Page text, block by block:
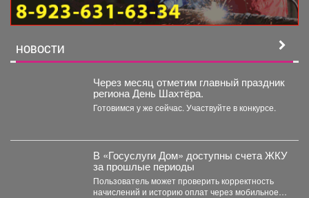
НОВОСТИ
Через месяц отметим главный праздник
региона День Шахтёра.
Готовимся у же сейчас. Участвуйте в конкурсе.
В «Госуслуги Дом» доступны счета ЖКУ
за прошлые периоды
Пользователь может проверить корректность
начислений и историю оплат через мобильное